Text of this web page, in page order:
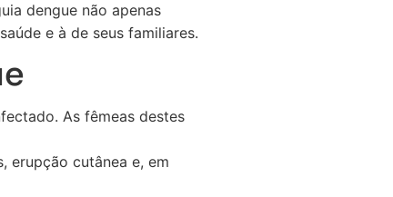
dengue não apenas
e à de seus familiares.
As fêmeas destes
erupção cutânea e, em